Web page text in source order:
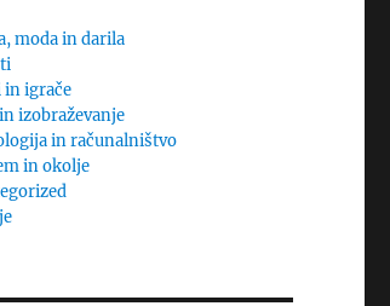
moda in darila
in igrače
izobraževanje
in računalništvo
in okolje